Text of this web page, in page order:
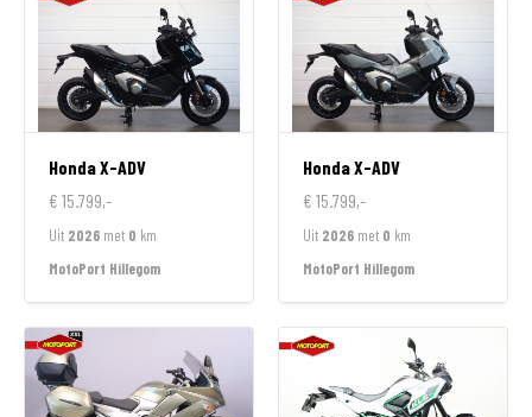
HondaX-ADV
€ 15.799,-
Uit 2026 met 0 km
MotoPort Hillegom
HondaX-ADV
€ 15.799,-
Uit 2026 met 0 km
MotoPort Hillegom